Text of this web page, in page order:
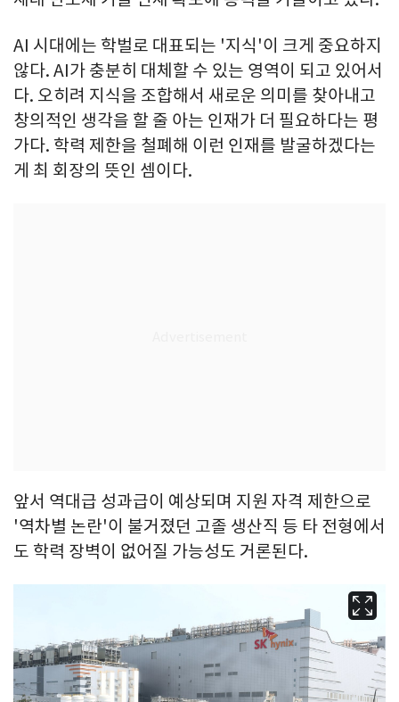
AI 시대에는 학벌로 대표되는 '지식'이 크게 중요하지
않다. AI가 충분히 대체할 수 있는 영역이 되고 있어서
다. 오히려 지식을 조합해서 새로운 의미를 찾아내고
창의적인 생각을 할 줄 아는 인재가 더 필요하다는 평
가다. 학력 제한을 철폐해 이런 인재를 발굴하겠다는
게 최 회장의 뜻인 셈이다.
앞서 역대급 성과급이 예상되며 지원 자격 제한으로
'역차별 논란'이 불거졌던 고졸 생산직 등 타 전형에서
도 학력 장벽이 없어질 가능성도 거론된다.